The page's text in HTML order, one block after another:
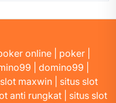
online poker
domino99
slot maxwin
situs slot
anti rungkat| situs slot